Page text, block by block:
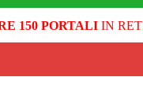
150 PORTALIIN